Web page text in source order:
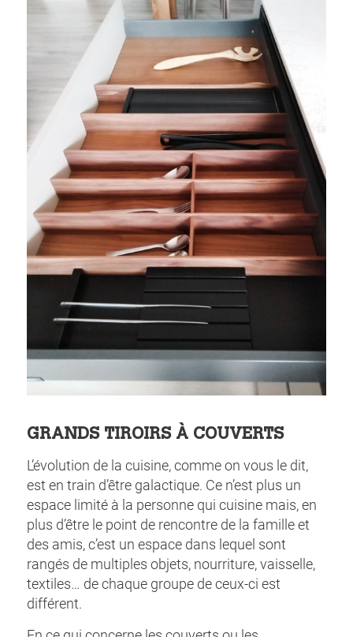
GRANDS TIROIRS À COUVERTS
L’évolution de la cuisine, comme on vous le dit,
est en train d’être galactique. Ce n’est plus un
espace limité à la personne qui cuisine mais, en
plus d’être le point de rencontre de la famille et
des amis, c’est un espace dans lequel sont
rangés de multiples objets, nourriture, vaisselle,
textiles… de chaque groupe de ceux-ci est
différent.